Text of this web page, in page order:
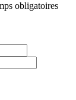
obligatoires